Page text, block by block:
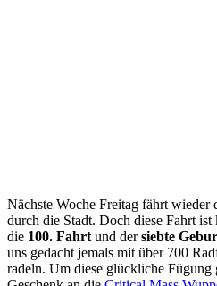
Nächste Woche Freitag fährt wieder
durch die Stadt. Doch diese Fahrt
die 100. Fahrt und dersiebte
uns gedacht jemals mit über 700
radeln. Um diese glückliche Fügung